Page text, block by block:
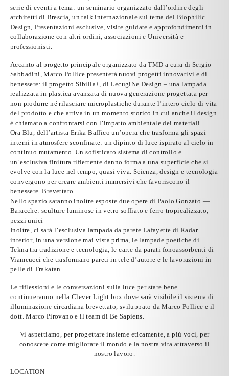
serie di eventi a tema: un seminario organizzato dall’ordine degli
architetti di Brescia,un talk internazionale sul tema del Biophilic
Design, Presentazioni esclusive,visite guidate e approfondimenti in
collaborazione con altri ordini, associazioni e Università e
professionisti.
Accanto al progetto principale organizzato da TMD a cura di Sergio
Sabbadini,Marco Pollice presenterà nuovi progetti innovativi e di
benessere: il progettoSibilla+, diLecugiNe Design – una lampada
realizzata in plastica avanzata di nuova generazione progettata per
non produrre né rilasciare microplastiche durante l’intero ciclo di vita
del prodotto e che arriva in un momento storico in cui anche il design
è chiamato a confrontarsi con l’impatto ambientale dei materiali.
Ora Blu, dell’artista Erika Baffico un’opera che trasforma gli spazi
interni in atmosfere sconfinate: un dipinto di luce ispirato al cielo in
continuo mutamento. Un sofisticato sistema di controllo e
un’esclusiva finitura riflettente danno forma a una superficie che si
evolve con la luce nel tempo, quasi viva. Scienza, design e tecnologia
convergono per creare ambienti immersivi che favoriscono il
benessere. Brevettato.
Nello spazio saranno inoltre esposte due opere di Paolo Gonzato —
Baracche: sculture luminose in vetro soffiato e ferro tropicalizzato,
pezzi unici
Inoltre, ci sarà l’esclusiva lampada da parete Lafayette di Radar
interior, in una versione mai vista prima, le lampade poetiche di
Tekna tra tradizione e tecnologia, le carte da parati fonoassorbenti di
Viameucci che trasformano pareti in tele d’autore e le lavorazioni in
pelle di Trakatan.
Le riflessioni e le conversazioni sulla luce per stare bene
continueranno nella Clever Light box dove sarà visibile il sistema di
illuminazione circadiana brevettato, sviluppato da Marco Pollice e il
dott. Marco Pirovano e il team di Be Sapiens.
Vi aspettiamo, per progettare insieme eticamente, a più voci, per
conoscere come migliorare il mondo e la nostra vita attraverso il
nostro lavoro.
LOCATION